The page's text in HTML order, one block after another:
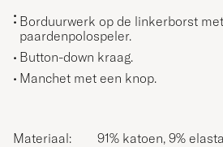
Borduurwerk op de linkerborst
paardenpolospeler.
Button-down kraag.
Manchet met een knop.
Materiaal: 91% katoen, 9%